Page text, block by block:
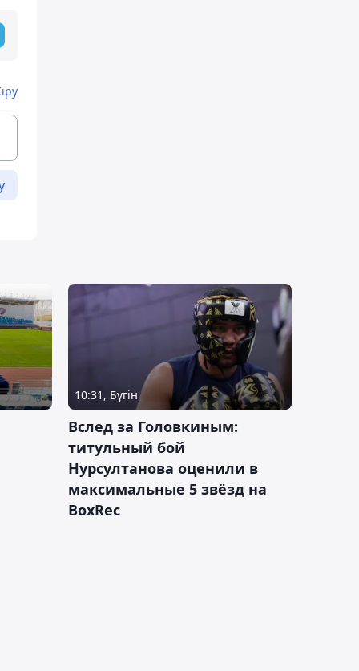
10:31, Бүгін
Вслед за Головкиным:
титульный бой
Нурсултанова оценили в
максимальные 5 звёзд на
BoxRec